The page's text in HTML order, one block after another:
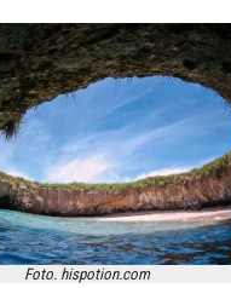
Foto. hispotion.com